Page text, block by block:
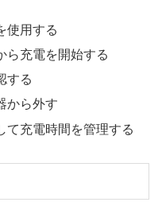
使用する
ら充電を開始する
する
から外す
て充電時間を管理する